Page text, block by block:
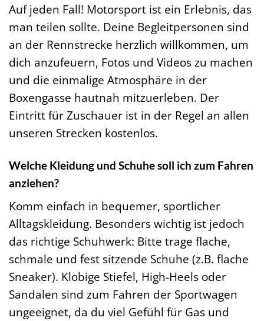
Auf jeden Fall! Motorsport ist ein Erlebnis, das
man teilen sollte. Deine Begleitpersonen sind
an der Rennstrecke herzlich willkommen, um
dich anzufeuern, Fotos und Videos zu machen
und die einmalige Atmosphäre in der
Boxengasse hautnah mitzuerleben. Der
Eintritt für Zuschauer ist in der Regel an allen
unseren Strecken kostenlos.
Welche Kleidung und Schuhe soll ich zum Fahren
anziehen?
Komm einfach in bequemer, sportlicher
Alltagskleidung. Besonders wichtig ist jedoch
das richtige Schuhwerk: Bitte trage flache,
schmale und fest sitzende Schuhe (z.B. flache
Sneaker). Klobige Stiefel, High-Heels oder
Sandalen sind zum Fahren der Sportwagen
ungeeignet, da du viel Gefühl für Gas und